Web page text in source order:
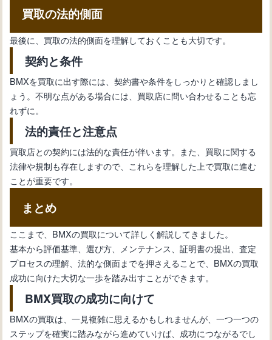
買取の法的側面
最後に、買取の法的側面を理解しておくことも大切です。
契約と条件
BMXを買取に出す際には、契約書や条件をしっかりと確認しまし
ょう。不明な点がある場合には、買取店に問い合わせることも忘
れずに。
法的責任と注意点
買取店との契約には法的な責任が伴います。また、買取に関する
法律や規制も存在しますので、これらを理解した上で買取に進む
ことが重要です。
まとめ
ここまで、BMXの買取について詳しく解説してきました。
基本から評価基準、選び方、メンテナンス、証明書の提出、査定
プロセスの理解、法的な側面までを押さえることで、BMXの買取
成功に向けた大切な一歩を踏み出すことができます。
BMX買取の成功に向けて
BMXの買取は、一見複雑に思えるかもしれませんが、一つ一つの
ステップを確実に踏みながら進めていけば、成功につながるでし